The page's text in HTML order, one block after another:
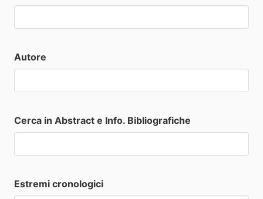
Autore
Cerca in Abstract e Info. Bibliografiche
Estremi cronologici